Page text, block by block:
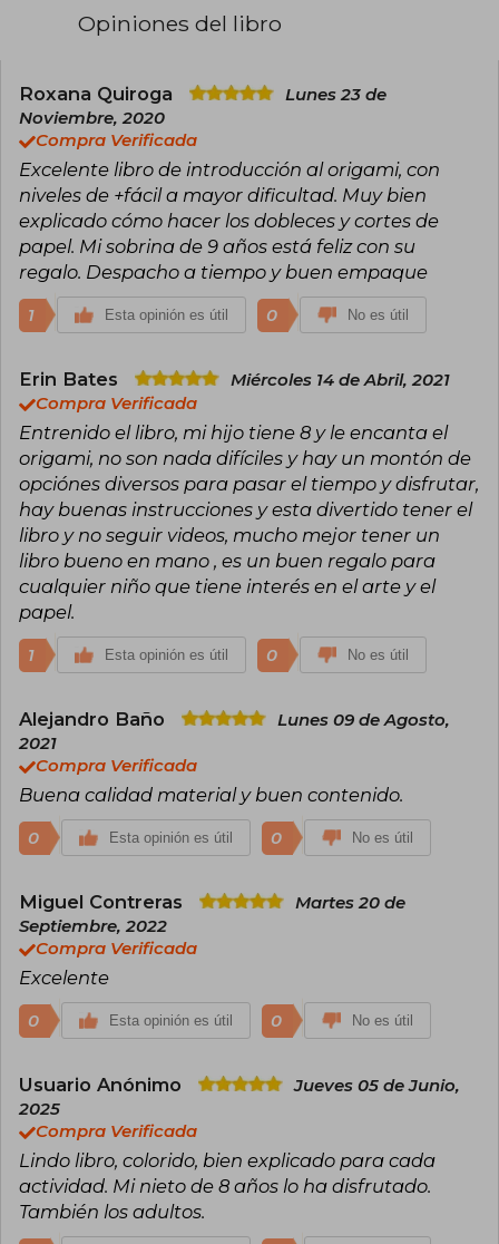
Opiniones del libro
Roxana Quiroga
Lunes 23 de
Noviembre, 2020
Compra Verificada
Excelente libro de introducción al origami, con
niveles de +fácil a mayor dificultad. Muy bien
explicado cómo hacer los dobleces y cortes de
papel. Mi sobrina de 9 años está feliz con su
regalo. Despacho a tiempo y buen empaque
1 Esta opinión es útil 0 No es útil
Erin Bates
Miércoles 14 de Abril, 2021
Compra Verificada
Entrenido el libro, mi hijo tiene 8 y le encanta el
origami, no son nada difíciles y hay un montón de
opciónes diversos para pasar el tiempo y disfrutar,
hay buenas instrucciones y esta divertido tener el
libro y no seguir videos, mucho mejor tener un
libro bueno en mano , es un buen regalo para
cualquier niño que tiene interés en el arte y el
papel.
1 Esta opinión es útil 0 No es útil
Alejandro Baño
Lunes 09 de Agosto,
2021
Compra Verificada
Buena calidad material y buen contenido.
0 Esta opinión es útil 0 No es útil
Miguel Contreras
Martes 20 de
Septiembre, 2022
Compra Verificada
Excelente
0 Esta opinión es útil 0 No es útil
Usuario Anónimo
Jueves 05 de Junio,
2025
Compra Verificada
Lindo libro, colorido, bien explicado para cada
actividad. Mi nieto de 8 años lo ha disfrutado.
También los adultos.